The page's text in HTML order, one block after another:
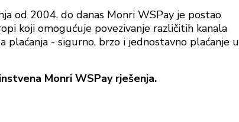
od 2004. do danas Monri WSPay je postao
koji omogućuje povezivanje različitih kanala
plaćanja - sigurno, brzo i jednostavno plaćanje u
Monri WSPay rješenja.